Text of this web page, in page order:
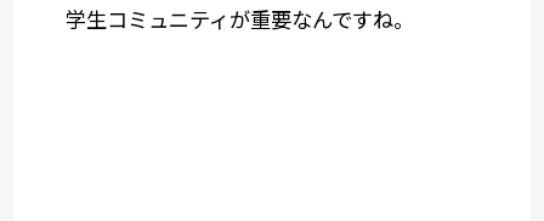
学生コミュニティが重要なんですね。